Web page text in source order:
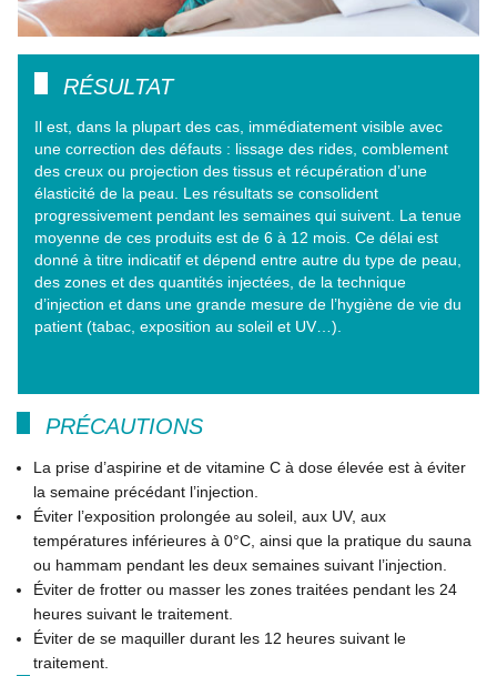
RÉSULTAT
Il est, dans la plupart des cas, immédiatement visible avec
une correction des défauts : lissage des rides, comblement
des creux ou projection des tissus et récupération d’une
élasticité de la peau. Les résultats se consolident
progressivement pendant les semaines qui suivent. La tenue
moyenne de ces produits est de 6 à 12 mois. Ce délai est
donné à titre indicatif et dépend entre autre du type de peau,
des zones et des quantités injectées, de la technique
d’injection et dans une grande mesure de l’hygiène de vie du
patient (tabac, exposition au soleil et UV…).
PRÉCAUTIONS
La prise d’aspirine et de vitamine C à dose élevée est à éviter
la semaine précédant l’injection.
Éviter l’exposition prolongée au soleil, aux UV, aux
températures inférieures à 0°C, ainsi que la pratique du sauna
ou hammam pendant les deux semaines suivant l’injection.
Éviter de frotter ou masser les zones traitées pendant les 24
heures suivant le traitement.
Éviter de se maquiller durant les 12 heures suivant le
traitement.